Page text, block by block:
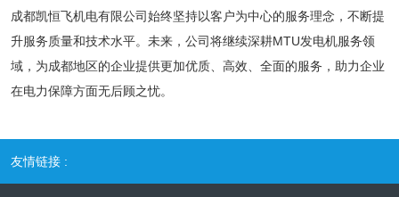
成都凯恒飞机电有限公司始终坚持以客户为中心的服务理念，不断提
升服务质量和技术水平。未来，公司将继续深耕MTU发电机服务领
域，为成都地区的企业提供更加优质、高效、全面的服务，助力企业
在电力保障方面无后顾之忧。
友情链接 :